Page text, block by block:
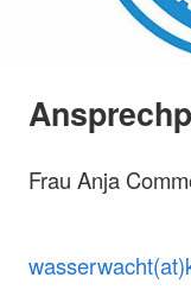
Frau Anja